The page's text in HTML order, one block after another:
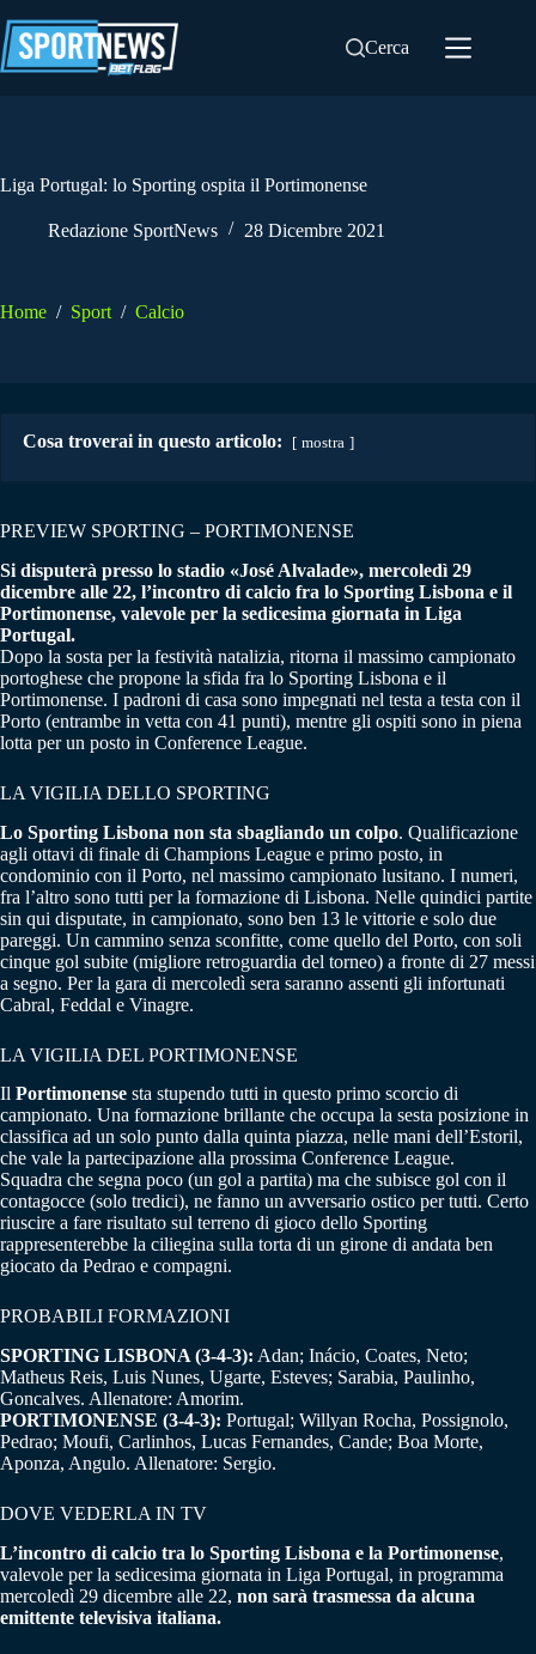
al
contenuto
Cerca
Liga Portugal: lo Sporting ospita il Portimonense
Redazione SportNews 28 Dicembre 2021
Home / Sport / Calcio
Cosa troverai in questo articolo: mostra
PREVIEW SPORTING – PORTIMONENSE
Si disputerà presso lo stadio «José Alvalade», mercoledì 29
dicembre alle 22, l’incontro di calcio fra lo Sporting Lisbona e il
Portimonense, valevole per la sedicesima giornata in Liga
Portugal.
Dopo la sosta per la festività natalizia, ritorna il massimo campionato
portoghese che propone la sfida fra lo Sporting Lisbona e il
Portimonense. I padroni di casa sono impegnati nel testa a testa con il
Porto (entrambe in vetta con 41 punti), mentre gli ospiti sono in piena
lotta per un posto in Conference League.
LA VIGILIA DELLO SPORTING
Lo Sporting Lisbona non sta sbagliando un colpo. Qualificazione
agli ottavi di finale di Champions League e primo posto, in
condominio con il Porto, nel massimo campionato lusitano. I numeri,
fra l’altro sono tutti per la formazione di Lisbona. Nelle quindici partite
sin qui disputate, in campionato, sono ben 13 le vittorie e solo due
pareggi. Un cammino senza sconfitte, come quello del Porto, con soli
cinque gol subite (migliore retroguardia del torneo) a fronte di 27 messi
a segno. Per la gara di mercoledì sera saranno assenti gli infortunati
Cabral, Feddal e Vinagre.
LA VIGILIA DEL PORTIMONENSE
Il Portimonense sta stupendo tutti in questo primo scorcio di
campionato. Una formazione brillante che occupa la sesta posizione in
classifica ad un solo punto dalla quinta piazza, nelle mani dell’Estoril,
che vale la partecipazione alla prossima Conference League.
Squadra che segna poco (un gol a partita) ma che subisce gol con il
contagocce (solo tredici), ne fanno un avversario ostico per tutti. Certo
riuscire a fare risultato sul terreno di gioco dello Sporting
rappresenterebbe la ciliegina sulla torta di un girone di andata ben
giocato da Pedrao e compagni.
PROBABILI FORMAZIONI
SPORTING LISBONA (3-4-3): Adan; Inácio, Coates, Neto;
Matheus Reis, Luis Nunes, Ugarte, Esteves; Sarabia, Paulinho,
Goncalves. Allenatore: Amorim.
PORTIMONENSE (3-4-3): Portugal; Willyan Rocha, Possignolo,
Pedrao; Moufi, Carlinhos, Lucas Fernandes, Cande; Boa Morte,
Aponza, Angulo. Allenatore: Sergio.
DOVE VEDERLA IN TV
L’incontro di calcio tra lo Sporting Lisbona e la Portimonense,
valevole per la sedicesima giornata in Liga Portugal, in programma
mercoledì 29 dicembre alle 22, non sarà trasmessa da alcuna
emittente televisiva italiana.